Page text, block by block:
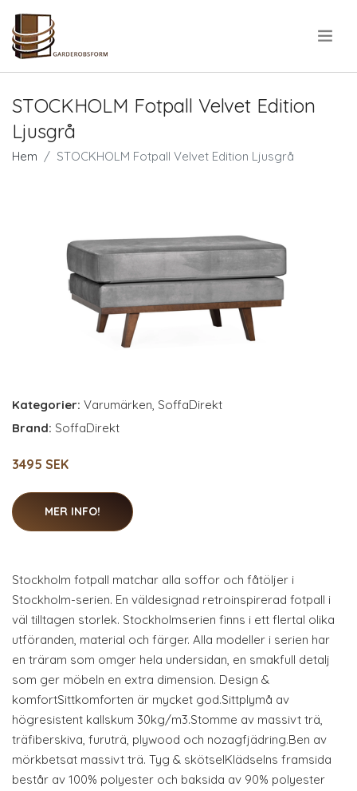
STOCKHOLM Fotpall Velvet Edition
Ljusgrå
Hem STOCKHOLM Fotpall Velvet Edition Ljusgrå
Kategorier: Varumärken, SoffaDirekt
Brand: SoffaDirekt
3495 SEK
MER INFO!
Stockholm fotpall matchar alla soffor och fåtöljer i
Stockholm-serien. En väldesignad retroinspirerad fotpall i
väl tilltagen storlek. Stockholmserien finns i ett flertal olika
utföranden, material och färger. Alla modeller i serien har
en träram som omger hela undersidan, en smakfull detalj
som ger möbeln en extra dimension. Design &
komfortSittkomforten är mycket god.Sittplymå av
högresistent kallskum 30kg/m3.Stomme av massivt trä,
träfiberskiva, furuträ, plywood och nozagfjädring.Ben av
mörkbetsat massivt trä. Tyg & skötselKlädselns framsida
består av 100% polyester och baksida av 90% polyester